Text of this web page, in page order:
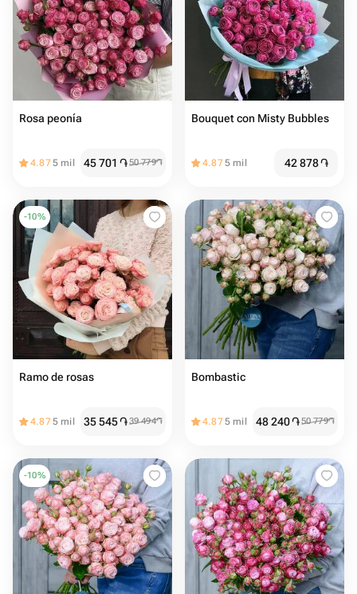
Rosa peonía
4.875 mil 45 701 ֏50 779֏
Bouquet con Misty Bubbles
4.875 mil 42 878֏
-10%
Ramo de rosas
4.875 mil 35 545֏39 494֏
Bombastic
4.875 mil 48 240֏50 779֏
-10%